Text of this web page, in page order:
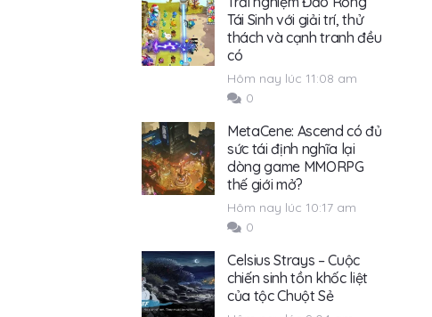
Tái Sinh với giải trí, thử
thách và cạnh tranh đều
có
Hôm nay lúc 11:08 am
0
MetaCene: Ascend có đủ
sức tái định nghĩa lại
dòng game MMORPG
thế giới mở?
Hôm nay lúc 10:17 am
0
Celsius Strays – Cuộc
chiến sinh tồn khốc liệt
của tộc Chuột Sẻ